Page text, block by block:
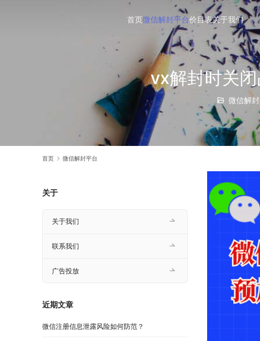
首页微信解封平台价目表关于我们
vx解封时关
微信解
首页 微信解封平台
关于
关于我们
联系我们
广告投放
近期文章
微信注册信息泄露风险如何防范？